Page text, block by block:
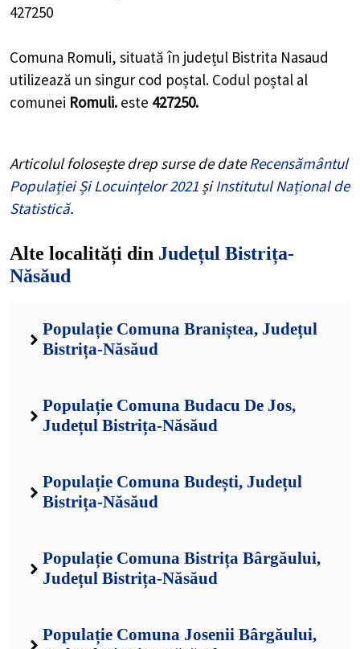
427250
Comuna Romuli, situată în județul Bistrita Nasaud
utilizează un singur cod poștal. Codul poștal al
comunei Romuli. este 427250.
Articolul folosește drep surse de dateRecensământul
Populației Și Locuințelor 2021 șiInstitutul Național de
Statistică.
Alte localități din Județul Bistrița-
Năsăud
Populație Comuna Braniștea, Județul
Bistrița-Năsăud
Populație Comuna Budacu De Jos,
Județul Bistrița-Năsăud
Populație Comuna Budești, Județul
Bistrița-Năsăud
Populație Comuna Bistrița Bârgăului,
Județul Bistrița-Năsăud
Populație Comuna Josenii Bârgăului,